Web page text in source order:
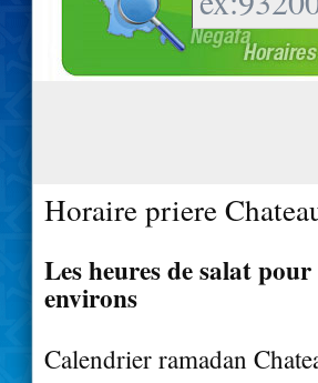
Horaire priere
Les heures de salat
environs
Calendrier ramadan